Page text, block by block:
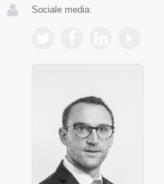
Sociale media: